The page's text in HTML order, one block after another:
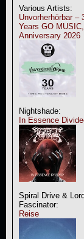
Various Artists:
Unvorherhörbar –
Years GO
Anniversary 2026
Nightshade:
In Essence
Spiral Drive & Lord
Fascinator:
Reise